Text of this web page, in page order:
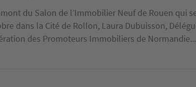
du Salon de l’Immobilier Neuf de Rouen qui
dans la Cité de Rollon, Laura Dubuisson,
des Promoteurs Immobiliers de Normandie...